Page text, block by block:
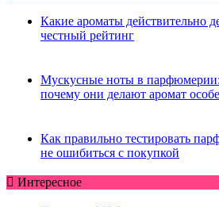
Какие ароматы действительно
честный рейтинг
Мускусные ноты в парфюмерии:
почему они делают аромат
Как правильно тестировать
не ошибиться с покупкой
Интересное